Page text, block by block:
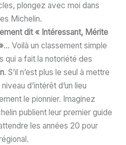
plongez avec moi dans
Michelin.
dit « Intéressant, Mérite
… Voilà un classement simple
qui a fait la notoriété des
. S’il n’est plus le seul à mettre
d’intérêt d’un lieu
le pionnier. Imaginez
publient leur premier guide
les années 20 pour